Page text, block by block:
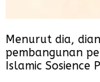
Menurut dia,
pembangunan
Islamic Sosience